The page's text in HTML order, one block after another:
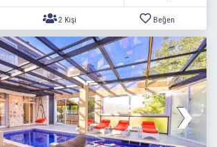
4 Kişi Beğen